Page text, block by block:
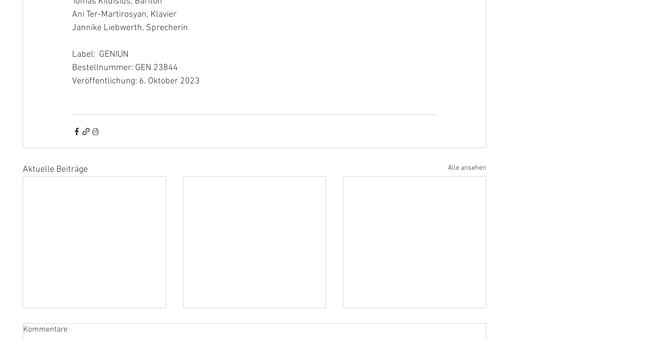
Ani Ter-Martirosyan, Klavier
Jannike Liebwerth, Sprecherin
Label:  GENIUN
Bestellnummer: GEN 23844
Veröffentlichung: 6. Oktober 2023
Aktuelle Beiträge Alle ansehen
Kommentare